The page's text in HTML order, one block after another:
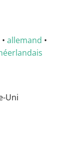
• allemand •
Uni